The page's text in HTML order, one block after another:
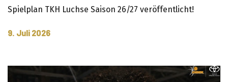
Spielplan TKH Luchse Saison 26/27 veröffentlicht!
9. Juli 2026